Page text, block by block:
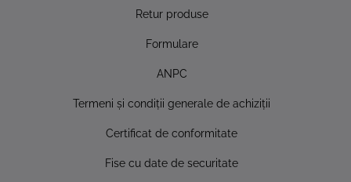
Retur produse
Formulare
ANPC
Termeni şi condiţii generale de achiziţii
Certificat de conformitate
Fise cu date de securitate